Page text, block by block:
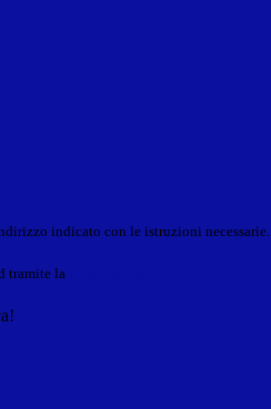
indicato con le istruzioni necessarie.
tramite la